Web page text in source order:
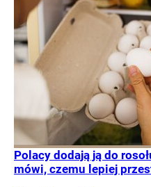
Polacy dodają ją do
mówi, czemu lepiej